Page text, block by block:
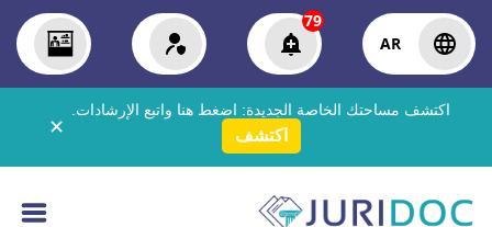
AR
79
اكتشف مساحتك الخاصة الجديدة: اضغط هنا واتبع الإرشادات.
اكتشف ✕